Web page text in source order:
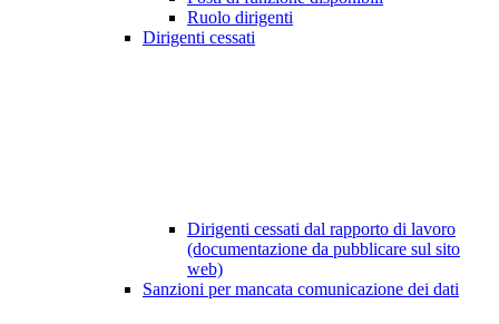
Ruolo dirigenti
Dirigenti cessati
Dirigenti cessati dal rapporto di lavoro
(documentazione da pubblicare sul sito
web)
Sanzioni per mancata comunicazione dei dati